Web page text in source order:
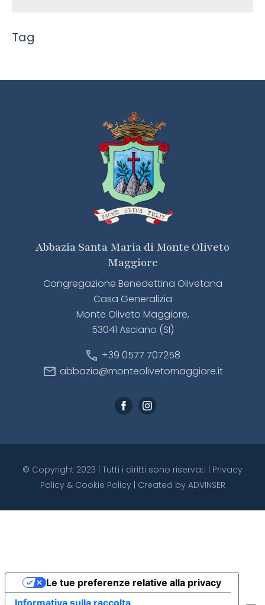
Tag
Abbazia Santa Maria di Monte Oliveto
Maggiore
Congregazione Benedettina Olivetana
Casa Generalizia
Monte Oliveto Maggiore,
53041 Asciano (SI)
call +39 0577 707258
mail abbazia@monteolivetomaggiore.it
© Copyright 2023 | Tutti i diritti sono riservati | Privacy
Policy& Cookie Policy| Created by ADVINSER
Le tue preferenze relative alla privacy